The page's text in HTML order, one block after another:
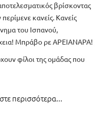
βρίσκοντας
κανείς. Κανείς
του Ισπανού,
Μπράβο ρε ΑΡΕΙΑΝΑΡΑ!
φίλοι της ομάδας που
περισσότερα...